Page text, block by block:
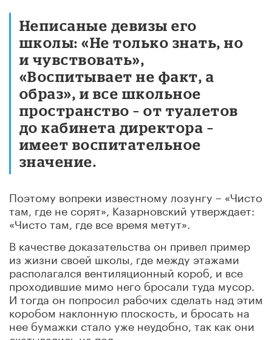
Неписаные девизы его
школы: «Не только знать, но
и чувствовать»,
«Воспитывает не факт, а
образ», и все школьное
пространство – от туалетов
до кабинета директора –
имеет воспитательное
значение.
Поэтому вопреки известному лозунгу – «Чисто
там, где не сорят», Казарновский утверждает:
«Чисто там, где все время метут».
В качестве доказательства он привел пример
из жизни своей школы, где между этажами
располагался вентиляционный короб, и все
проходившие мимо него бросали туда мусор.
И тогда он попросил рабочих сделать над этим
коробом наклонную плоскость, и бросать на
нее бумажки стало уже неудобно, так как они